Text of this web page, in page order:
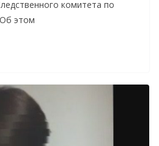
комитета по
этом